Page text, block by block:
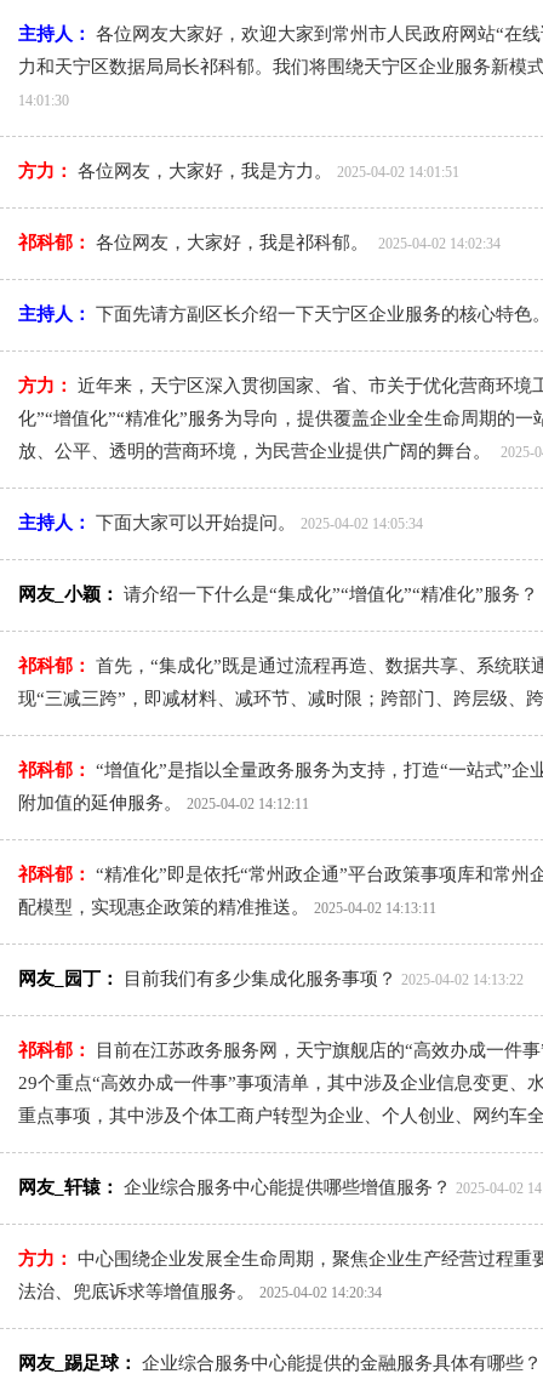
主持人：
各位网友大家好，欢迎大家到常州市人民政府网站“在
力和天宁区数据局局长祁科郁。我们将围绕天宁区企业服务新
14:01:30
方力： 各位网友，大家好，我是方力。 2025-04-02 14:01:51
祁科郁： 各位网友，大家好，我是祁科郁。 2025-04-02 14:02:34
主持人： 下面先请方副区长介绍一下天宁区企业服务的核心特色
方力：
近年来，天宁区深入贯彻国家、省、市关于优化营商环
化”“增值化”“精准化”服务为导向，提供覆盖企业全生命周期的
放、公平、透明的营商环境，为民营企业提供广阔的舞台。 2025-
主持人： 下面大家可以开始提问。 2025-04-02 14:05:34
网友_小颖： 请介绍一下什么是“集成化”“增值化”“精准化”服务？
祁科郁：
首先，“集成化”既是通过流程再造、数据共享、系统
现“三减三跨”，即减材料、减环节、减时限；跨部门、跨层级、
祁科郁：
“增值化”是指以全量政务服务为支持，打造“一站式”
附加值的延伸服务。 2025-04-02 14:12:11
祁科郁：
“精准化”即是依托“常州政企通”平台政策事项库和常
配模型，实现惠企政策的精准推送。 2025-04-02 14:13:11
网友_园丁： 目前我们有多少集成化服务事项？ 2025-04-02 14:13:22
祁科郁：
目前在江苏政务服务网，天宁旗舰店的“高效办成一件
29个重点“高效办成一件事”事项清单，其中涉及企业信息变更
重点事项，其中涉及个体工商户转型为企业、个人创业、网约车
网友_轩辕： 企业综合服务中心能提供哪些增值服务？ 2025-04-02
方力：
中心围绕企业发展全生命周期，聚焦企业生产经营过程
法治、兜底诉求等增值服务。 2025-04-02 14:20:34
网友_踢足球： 企业综合服务中心能提供的金融服务具体有哪些